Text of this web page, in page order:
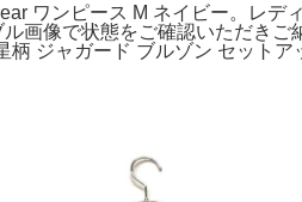
ワンピース M ネイビー。レデ
画像で状態をご確認いただきご
柄 ジャガード ブルゾン セットア